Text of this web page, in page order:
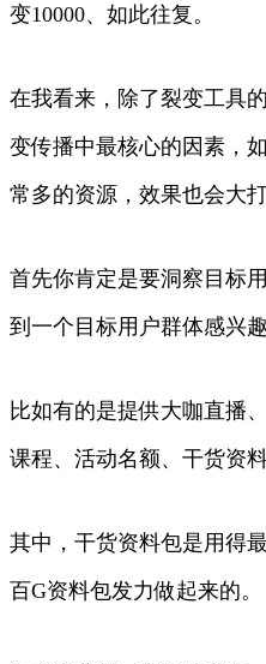
变10000、如此往复。
在我看来，除了裂变工具
变传播中最核心的因素，
常多的资源，效果也会大打
首先你肯定是要洞察目标
到一个目标用户群体感兴趣
比如有的是提供大咖直播
课程、活动名额、干货资
其中，干货资料包是用得
百G资料包发力做起来的。